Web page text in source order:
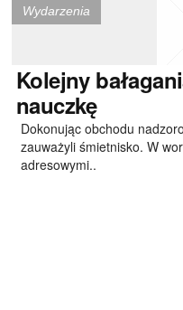
Wydarzenia
Kolejny
nauczkę
Dokonując obchodu
zauważyli śmietnisko. W
adresowymi..